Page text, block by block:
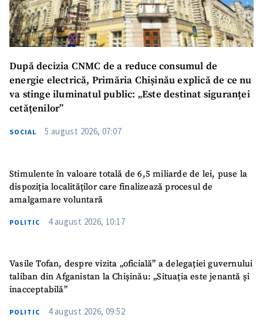
SUSȚINE
După decizia CNMC de a reduce consumul de
energie electrică, Primăria Chișinău explică de ce nu
va stinge iluminatul public: „Este destinat siguranței
cetățenilor”
SOCIAL 5 august 2026, 07:07
Stimulente în valoare totală de 6,5 miliarde de lei, puse la
dispoziția localităților care finalizează procesul de
amalgamare voluntară
POLITIC 4 august 2026, 10:17
Vasile Tofan, despre vizita „oficială” a delegației guvernului
taliban din Afganistan la Chișinău: „Situația este jenantă și
inacceptabilă”
POLITIC 4 august 2026, 09:52